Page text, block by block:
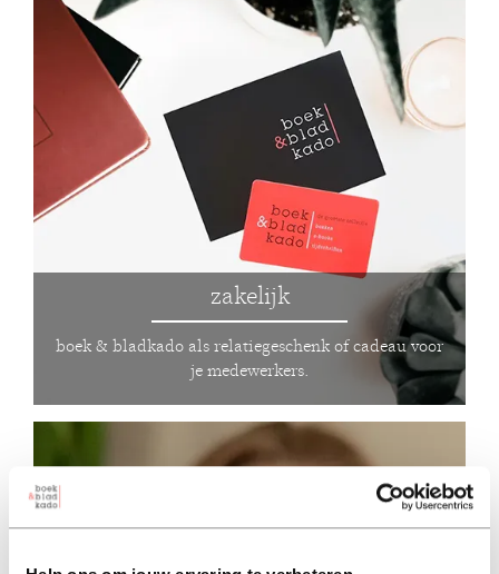
zakelijk
boek & bladkado als relatiegeschenk of cadeau voor
je medewerkers.